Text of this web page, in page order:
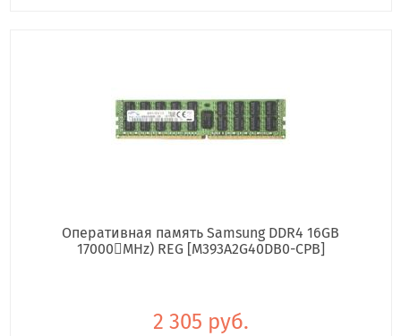
Оперативная память Samsung DDR4 16GB
17000񢋕MHz) REG [M393A2G40DB0-CPB]
2 305 руб.